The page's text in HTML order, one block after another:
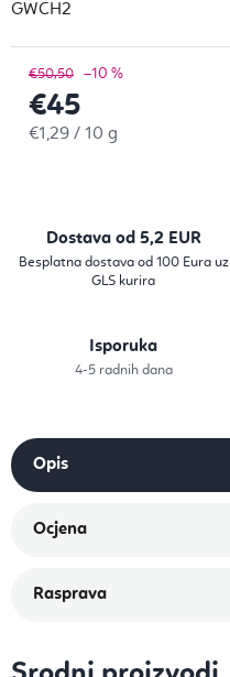
GWCH2
€50,50 –10 %
€45
Izračunaj cijenu:
€1,29 / 10 g
Dostava od 5,2 EUR
Besplatna dostava od 100 Eura uz
GLS kurira
Isporuka
4-5 radnih dana